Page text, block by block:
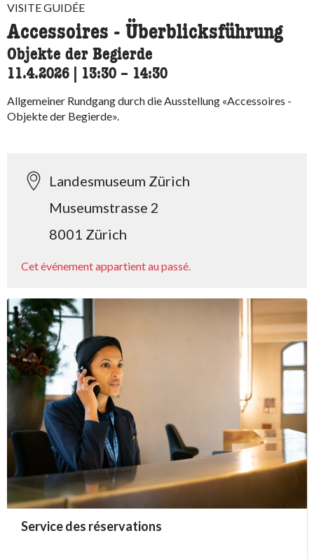
VISITE GUIDÉE
Accessoires - Überblicksführung
Objekte der Begierde
11.4.2026 13:30 accessibility.time_to
– 14:30
Allgemeiner Rundgang durch die Ausstellung «Accessoires -
Objekte der Begierde».
Landesmuseum Zürich
Museumstrasse 2
8001 Zürich
Cet événement appartient au passé.
accessibility.sr-only.person_card_info
Service des réservations
accessibility.sr-only.museum
accessibility.sr-only.phone